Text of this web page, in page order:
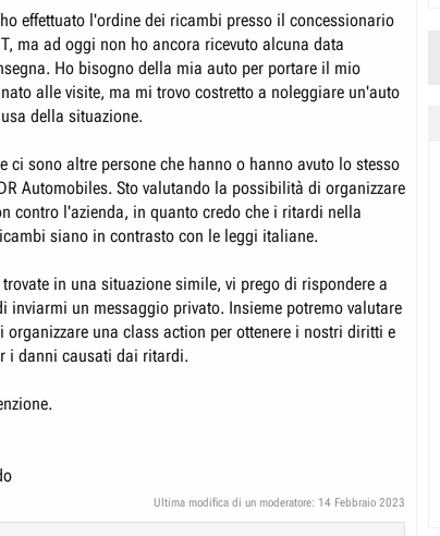
effettuato l'ordine dei ricambi presso il concessionario
ma ad oggi non ho ancora ricevuto alcuna data
Ho bisogno della mia auto per portare il mio
alle visite, ma mi trovo costretto a noleggiare un'auto
della situazione.
ci sono altre persone che hanno o hanno avuto lo stesso
Automobiles. Sto valutando la possibilità di organizzare
contro l'azienda, in quanto credo che i ritardi nella
siano in contrasto con le leggi italiane.
trovate in una situazione simile, vi prego di rispondere a
inviarmi un messaggio privato. Insieme potremo valutare
una class action per ottenere i nostri diritti e
i danni causati dai ritardi.
Ultima modifica di un moderatore: 14 Febbraio 2023